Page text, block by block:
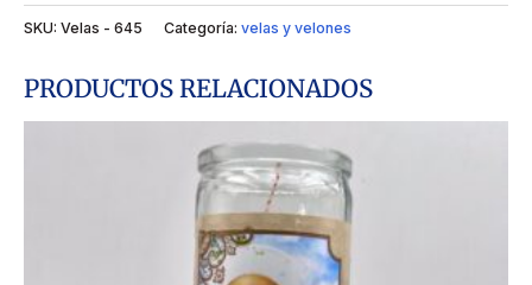
SKU: Velas - 645 Categoría: velas y velones
PRODUCTOS RELACIONADOS